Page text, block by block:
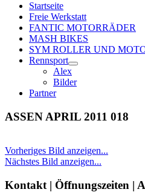
Startseite
Freie Werkstatt
FANTIC MOTORRÄDER
MASH BIKES
SYM ROLLER UND
Rennsport
open
menu
Alex
Bilder
Partner
ASSEN APRIL 2011 018
Vorheriges Bild anzeigen...
Nächstes Bild anzeigen...
Seitenleiste
Kontakt | Öffnungszeiten |